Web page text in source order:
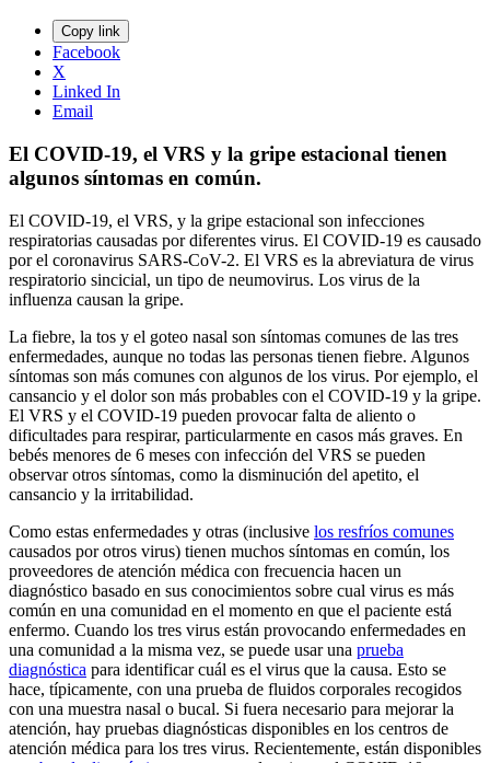
Copy link
Facebook
X
Linked In
Email
El COVID-19, el VRS y la gripe estacional tienen
algunos síntomas en común.
El COVID-19, el VRS, y la gripe estacional son infecciones
respiratorias causadas por diferentes virus. El COVID-19 es causado
por el coronavirus SARS-CoV-2. El VRS es la abreviatura de virus
respiratorio sincicial, un tipo de neumovirus. Los virus de la
influenza causan la gripe.
La fiebre, la tos y el goteo nasal son síntomas comunes de las tres
enfermedades, aunque no todas las personas tienen fiebre. Algunos
síntomas son más comunes con algunos de los virus. Por ejemplo, el
cansancio y el dolor son más probables con el COVID-19 y la gripe.
El VRS y el COVID-19 pueden provocar falta de aliento o
dificultades para respirar, particularmente en casos más graves. En
bebés menores de 6 meses con infección del VRS se pueden
observar otros síntomas, como la disminución del apetito, el
cansancio y la irritabilidad.
Como estas enfermedades y otras (inclusive los resfríos comunes
causados por otros virus) tienen muchos síntomas en común, los
proveedores de atención médica con frecuencia hacen un
diagnóstico basado en sus conocimientos sobre cual virus es más
común en una comunidad en el momento en que el paciente está
enfermo. Cuando los tres virus están provocando enfermedades en
una comunidad a la misma vez, se puede usar una prueba
diagnóstica para identificar cuál es el virus que la causa. Esto se
hace, típicamente, con una prueba de fluidos corporales recogidos
con una muestra nasal o bucal. Si fuera necesario para mejorar la
atención, hay pruebas diagnósticas disponibles en los centros de
atención médica para los tres virus. Recientemente, están disponibles